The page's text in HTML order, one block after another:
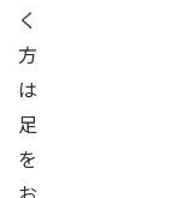
く
方
は
足
を